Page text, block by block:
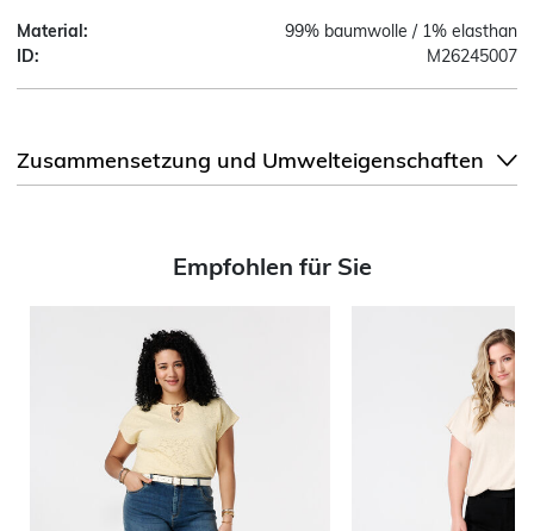
Material:
99% baumwolle / 1% elasthan
ID:
M26245007
Zusammensetzung und Umwelteigenschaften
Empfohlen für Sie